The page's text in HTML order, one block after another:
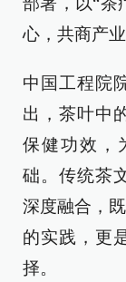
心，共商产
中国工程院
出，茶叶中
保健功效，
础。传统茶
深度融合，
的实践，更
择。